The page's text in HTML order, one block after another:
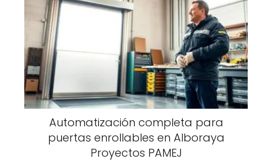
Automatización completa para
puertas enrollables en Alboraya
Proyectos PAMEJ